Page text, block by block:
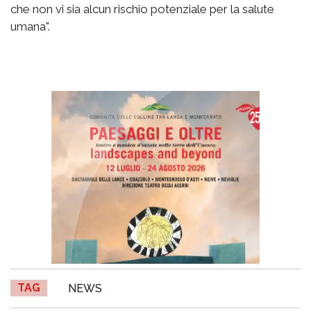
che non vi sia alcun rischio potenziale per la salute
umana".
TAG NEWS